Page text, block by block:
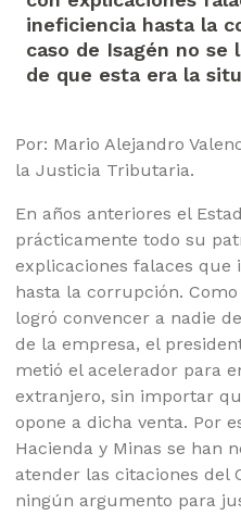
ineficiencia hasta la
caso de Isagén no se
de que esta era la
Por: Mario Alejandro
la Justicia Tributaria.
En años anteriores el
prácticamente todo su
explicaciones falaces que
hasta la corrupción.
logró convencer a nadie
de la empresa, el
metió el acelerador para
extranjero, sin importar
opone a dicha venta. Por
Hacienda y Minas se han
atender las citaciones del
ningún argumento para